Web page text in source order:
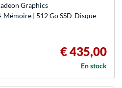
Graphics
| 512 Go SSD-Disque
€ 435,00
En stock